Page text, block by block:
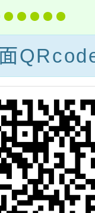
取得
轉任
校教